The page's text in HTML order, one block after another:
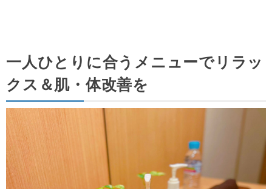
一人ひとりに合うメニューでリラッ
クス＆肌・体改善を